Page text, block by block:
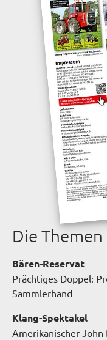
Die
Bären-Reservat
Prächtiges Doppel:
Sammlerhand
Klang-Spektakel
Amerikanischer John